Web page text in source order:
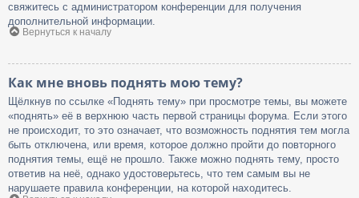
свяжитесь с администратором конференции для получения
дополнительной информации.
Вернуться к началу
Как мне вновь поднять мою тему?
Щёлкнув по ссылке «Поднять тему» при просмотре темы, вы можете
«поднять» её в верхнюю часть первой страницы форума. Если этого
не происходит, то это означает, что возможность поднятия тем могла
быть отключена, или время, которое должно пройти до повторного
поднятия темы, ещё не прошло. Также можно поднять тему, просто
ответив на неё, однако удостоверьтесь, что тем самым вы не
нарушаете правила конференции, на которой находитесь.